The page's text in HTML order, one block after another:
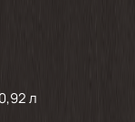
л